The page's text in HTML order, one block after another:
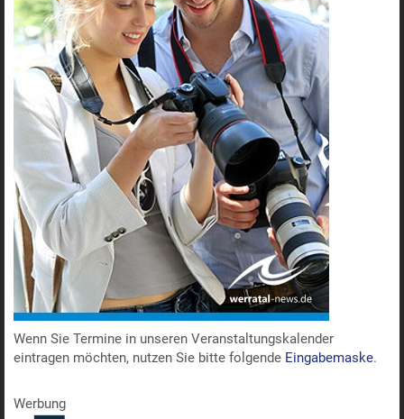
Wenn Sie Termine in unseren Veranstaltungskalender
eintragen möchten, nutzen Sie bitte folgende Eingabemaske.
Werbung